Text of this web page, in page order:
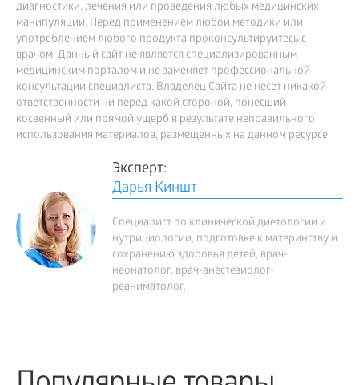
диагностики, лечения или проведения любых медицинских
манипуляций. Перед применением любой методики или
употреблением любого продукта проконсультируйтесь с
врачом. Данный сайт не является специализированным
медицинским порталом и не заменяет профессиональной
консультации специалиста. Владелец Сайта не несет никакой
ответственности ни перед какой стороной, понесший
косвенный или прямой ущерб в результате неправильного
использования материалов, размещенных на данном ресурсе.
Эксперт:
Дарья Киншт
Специалист по клинической диетологии и
нутрициологии, подготовке к материнству и
сохранению здоровья детей, врач-
неонатолог, врач-анестезиолог-
реаниматолог.